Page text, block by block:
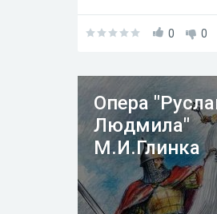
красавицу, двинулись
0 0
Опера
Людмила"
М.И.Глинка